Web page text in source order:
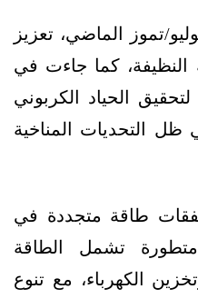
تموز الماضي، تعزيز
النظيفة، كما جاءت في
الحياد الكربوني
ظل التحديات المناخية
قائمة أكبر 5 صفقات طاقة متجددة في
متطورة تشمل الطاقة
الكهرباء، مع تنوع